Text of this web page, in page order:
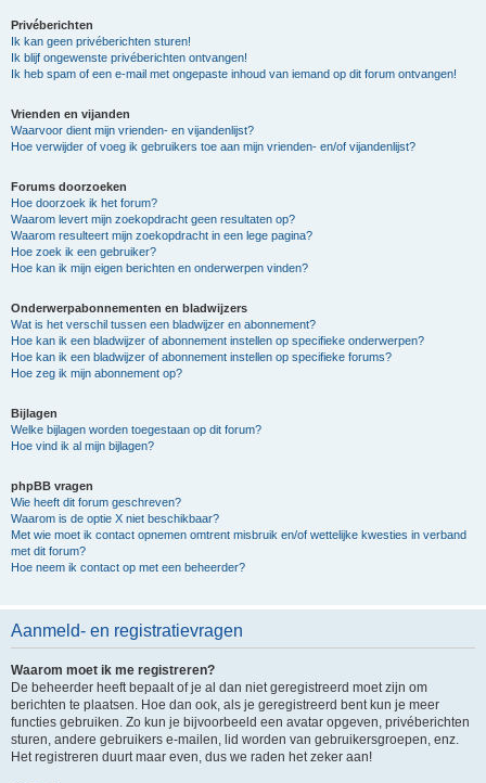
Privéberichten
Ik kan geen privéberichten sturen!
Ik blijf ongewenste privéberichten ontvangen!
Ik heb spam of een e-mail met ongepaste inhoud van iemand op dit forum ontvangen!
Vrienden en vijanden
Waarvoor dient mijn vrienden- en vijandenlijst?
Hoe verwijder of voeg ik gebruikers toe aan mijn vrienden- en/of vijandenlijst?
Forums doorzoeken
Hoe doorzoek ik het forum?
Waarom levert mijn zoekopdracht geen resultaten op?
Waarom resulteert mijn zoekopdracht in een lege pagina?
Hoe zoek ik een gebruiker?
Hoe kan ik mijn eigen berichten en onderwerpen vinden?
Onderwerpabonnementen en bladwijzers
Wat is het verschil tussen een bladwijzer en abonnement?
Hoe kan ik een bladwijzer of abonnement instellen op specifieke onderwerpen?
Hoe kan ik een bladwijzer of abonnement instellen op specifieke forums?
Hoe zeg ik mijn abonnement op?
Bijlagen
Welke bijlagen worden toegestaan op dit forum?
Hoe vind ik al mijn bijlagen?
phpBB vragen
Wie heeft dit forum geschreven?
Waarom is de optie X niet beschikbaar?
Met wie moet ik contact opnemen omtrent misbruik en/of wettelijke kwesties in verband
met dit forum?
Hoe neem ik contact op met een beheerder?
Aanmeld- en registratievragen
Waarom moet ik me registreren?
De beheerder heeft bepaalt of je al dan niet geregistreerd moet zijn om
berichten te plaatsen. Hoe dan ook, als je geregistreerd bent kun je meer
functies gebruiken. Zo kun je bijvoorbeeld een avatar opgeven, privéberichten
sturen, andere gebruikers e-mailen, lid worden van gebruikersgroepen, enz.
Het registreren duurt maar even, dus we raden het zeker aan!